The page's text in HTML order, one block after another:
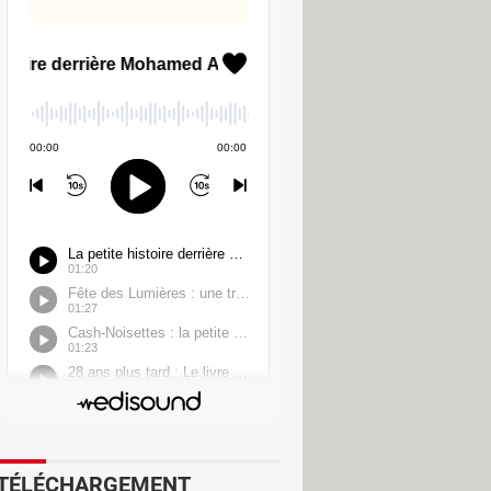
un peu lourds. La vitesse
de la maison.
les applis qui passent ou
fuites DNS et IP. Bref, ce n'est
accéder à ses comptes bancaires
un réflexe sur ce marché,
et vraiment pas cher, sans